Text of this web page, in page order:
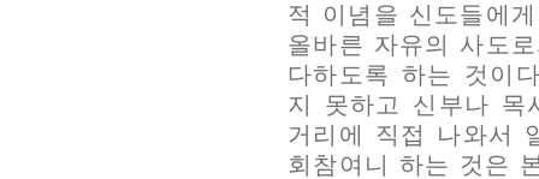
적 이념을 신도들에
올바른 자유의 사도
다하도록 하는 것이
지 못하고 신부나 목
거리에 직접 나와서
회참여니 하는 것은